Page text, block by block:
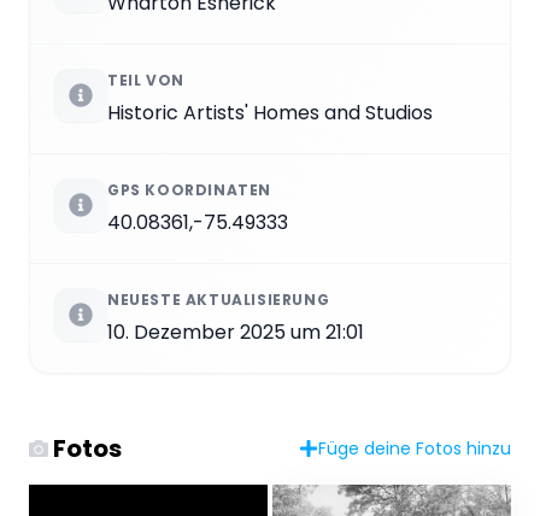
TEIL VON
Historic Artists' Homes and Studios
GPS KOORDINATEN
40.08361,-75.49333
NEUESTE AKTUALISIERUNG
10. Dezember 2025 um 21:01
Fotos Füge deine Fotos hinzu